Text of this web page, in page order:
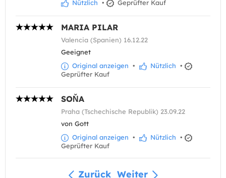
Nützlich • Geprüfter Kauf
MARIA PILAR
Valencia (Spanien) 16.12.22
Geeignet
Original anzeigen • Nützlich •
Geprüfter Kauf
SOŇA
Praha (Tschechische Republik) 23.09.22
von Gott
Original anzeigen • Nützlich •
Geprüfter Kauf
Zurück Weiter